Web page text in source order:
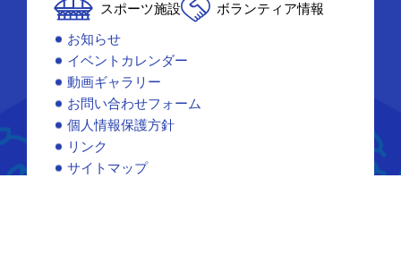
スポーツ施設
ボランティア情報
お知らせ
イベントカレンダー
動画ギャラリー
お問い合わせフォーム
個人情報保護方針
リンク
サイトマップ